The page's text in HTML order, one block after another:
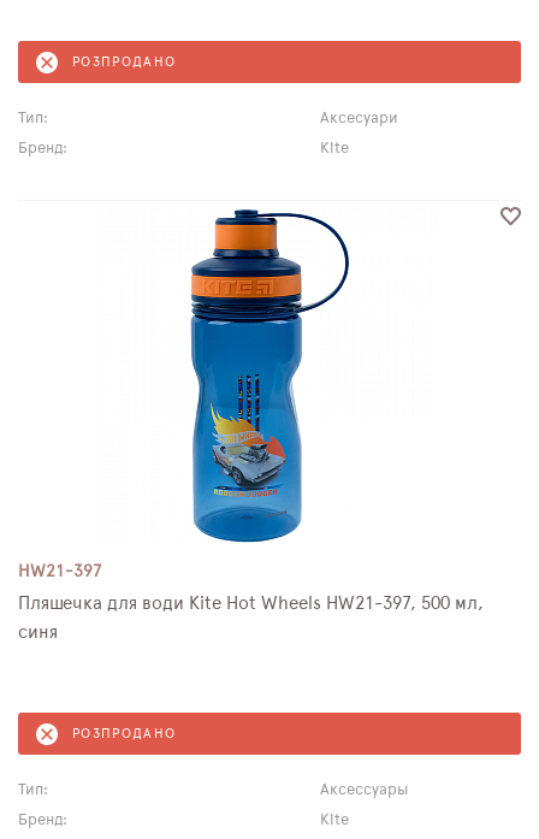
РОЗПРОДАНО
Тип:
Аксесуари
Бренд:
Kite
HW21-397
Пляшечка для води Kite Hot Wheels HW21-397, 500 мл,
синя
РОЗПРОДАНО
Тип:
Аксессуары
Бренд:
Kite